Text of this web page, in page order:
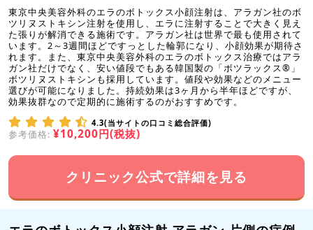
東京中央美容外科のエラのボトックス小顔注射は、アラガン社のボ
ツリヌストキシン注射を使用し、エラに注射することで大きく見え
た張りが解消できる施術です。アラガン社は世界で最も使用されて
います。2～3週間ほどですっとした輪郭になり、小顔効果が期待さ
れます。また、東京中央美容外科のエラのボトックス治療ではアラ
ガン社だけでなく、安い値段でもある韓国製の「ボツラックス®」
ボツリヌストキシンも採用しています。値段や効果などのメニュー
選びが可能になりました。持続効果は3ヶ月から半年ほどですが、
効果抜群なので定期的に施術するのがおすすめです。
4.3(当サイトの口コミ総合評価)
参考価格: ¥10,200円(税抜)
クリニック公式で詳細を見る